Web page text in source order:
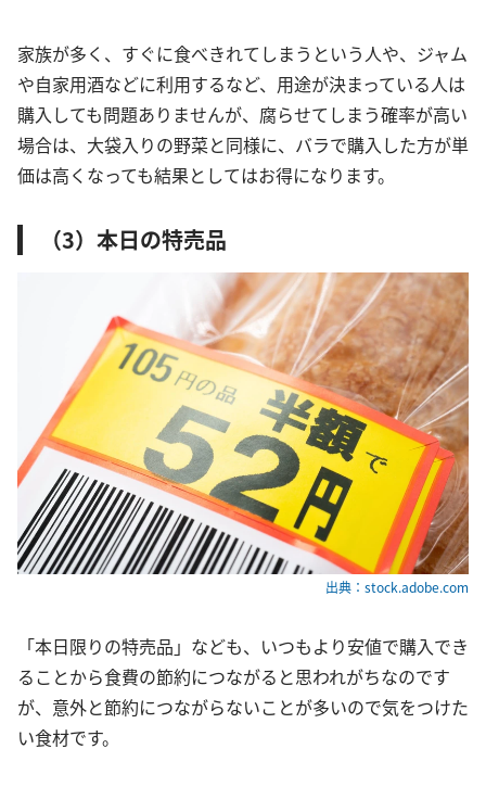
家族が多く、すぐに食べきれてしまうという人や、ジャム
や自家用酒などに利用するなど、用途が決まっている人は
購入しても問題ありませんが、腐らせてしまう確率が高い
場合は、大袋入りの野菜と同様に、バラで購入した方が単
価は高くなっても結果としてはお得になります。
（3）本日の特売品
出典：stock.adobe.com
「本日限りの特売品」なども、いつもより安値で購入でき
ることから食費の節約につながると思われがちなのです
が、意外と節約につながらないことが多いので気をつけた
い食材です。